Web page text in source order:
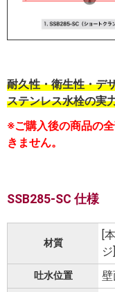
耐久性・衛生性・デ
ステンレス水栓の実
※ご購入後の商品の
きません。
SSB285-SC 仕様
材質
[
吐水位置